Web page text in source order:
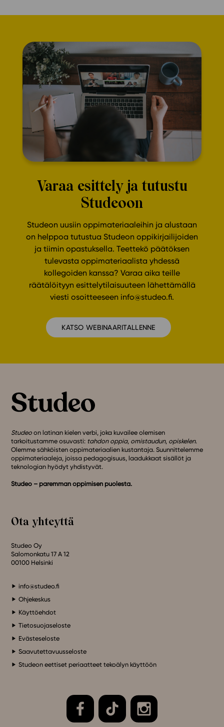
Varaa esittely ja tutustu
Studeoon
Studeon uusiin oppimateriaaleihin ja alustaan
on helppoa tutustua Studeon oppikirjailijoiden
ja tiimin opastuksella. Teettekö päätöksen
tulevasta oppimateriaalista yhdessä
kollegoiden kanssa? Varaa aika teille
räätälöityyn esittelytilaisuuteen lähettämällä
viesti osoitteeseen info@studeo.fi.
KATSO WEBINAARITALLENNE
Studeo on latinan kielen verbi, joka kuvailee olemisen
tarkoitustamme osuvasti: tahdon oppia, omistaudun, opiskelen.
Olemme sähköisten oppimateriaalien kustantaja. Suunnittelemme
oppimateriaaleja, joissa pedagogisuus, laadukkaat sisällöt ja
teknologian hyödyt yhdistyvät.
Studeo – paremman oppimisen puolesta.
Ota yhteyttä
Studeo Oy
Salomonkatu 17 A 12
00100 Helsinki
info@studeo.fi
Ohjekeskus
Käyttöehdot
Tietosuojaseloste
Evästeseloste
Saavutettavuusseloste
Studeon eettiset periaatteet tekoälyn käyttöön